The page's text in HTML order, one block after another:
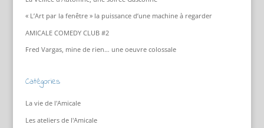
« L’Art par la fenêtre » la puissance d’une machine à regarder
AMICALE COMEDY CLUB #2
Fred Vargas, mine de rien… une oeuvre colossale
Catégories
La vie de l'Amicale
Les ateliers de l'Amicale